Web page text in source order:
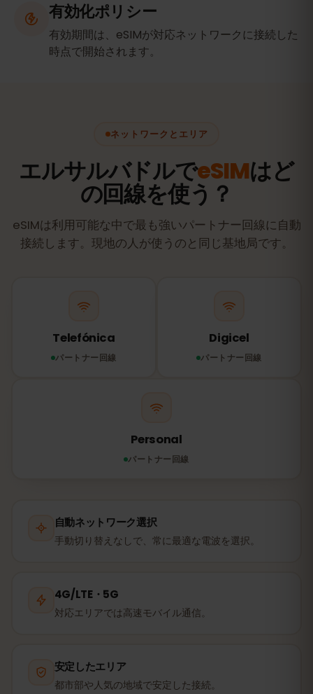
有効化ポリシー
有効期間は、eSIMが対応ネットワークに接続した
時点で開始されます。
ネットワークとエリア
エルサルバドルでeSIMはど
の回線を使う？
eSIMは利用可能な中で最も強いパートナー回線に自動
接続します。現地の人が使うのと同じ基地局です。
Telefónica
パートナー回線
Digicel
パートナー回線
Personal
パートナー回線
自動ネットワーク選択
手動切り替えなしで、常に最適な電波を選択。
4G/LTE・5G
対応エリアでは高速モバイル通信。
安定したエリア
都市部や人気の地域で安定した接続。